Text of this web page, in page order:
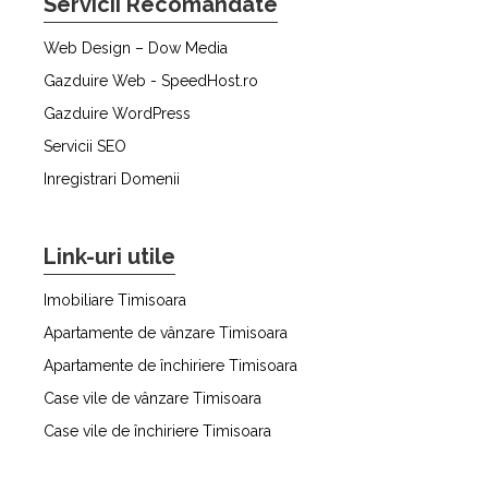
Web Design – Dow Media
Gazduire Web - SpeedHost.ro
Gazduire WordPress
Servicii SEO
Inregistrari Domenii
Link-uri utile
Imobiliare Timisoara
Apartamente de vânzare Timisoara
Apartamente de închiriere Timisoara
Case vile de vânzare Timisoara
Case vile de închiriere Timisoara